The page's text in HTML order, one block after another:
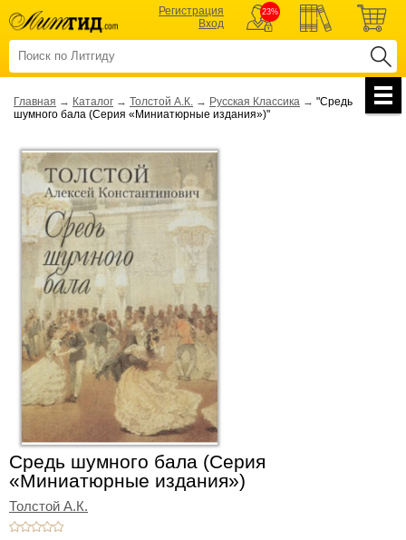
Регистрация
Вход
23%
Главная → Каталог → Толстой А.К. → Русская Классика → "Средь
шумного бала (Серия «Миниатюрные издания»)"
Средь шумного бала (Серия
«Миниатюрные издания»)
Толстой А.К.